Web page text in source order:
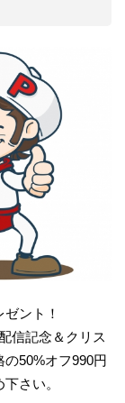
ント！
信記念＆クリス
50%オフ990円
さい。